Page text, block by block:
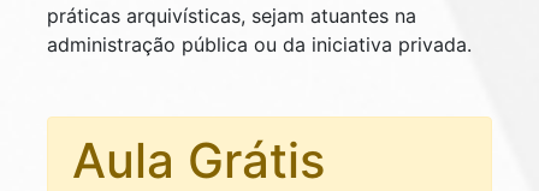
práticas arquivísticas, sejam atuantes na
administração pública ou da iniciativa privada.
Aula Grátis